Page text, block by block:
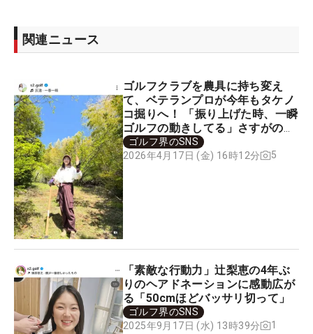
関連ニュース
ゴルフクラブを農具に持ち変え
て、ベテランプロが今年もタケノ
コ掘りへ！ 「振り上げた時、一瞬
ゴルフの動きしてる」さすがの一
撃ゴルフ界のSNS
2026年4月17日 (金) 16時12分
5
「素敵な行動力」辻梨恵の4年ぶ
りのヘアドネーションに感動広が
る「50cmほどバッサリ切って」
ゴルフ界のSNS
2025年9月17日 (水) 13時39分
1